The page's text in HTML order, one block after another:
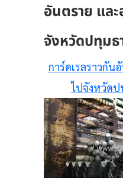
อันตราย แล
จังหวัดปทุมธ
การ์ดเรลราวกั
ไปจังหวัดป